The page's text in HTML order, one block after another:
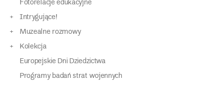
Fotorelacje edukacyjne
Intrygujące!
Muzealne rozmowy
Kolekcja
Europejskie Dni Dziedzictwa
Programy badań strat wojennych